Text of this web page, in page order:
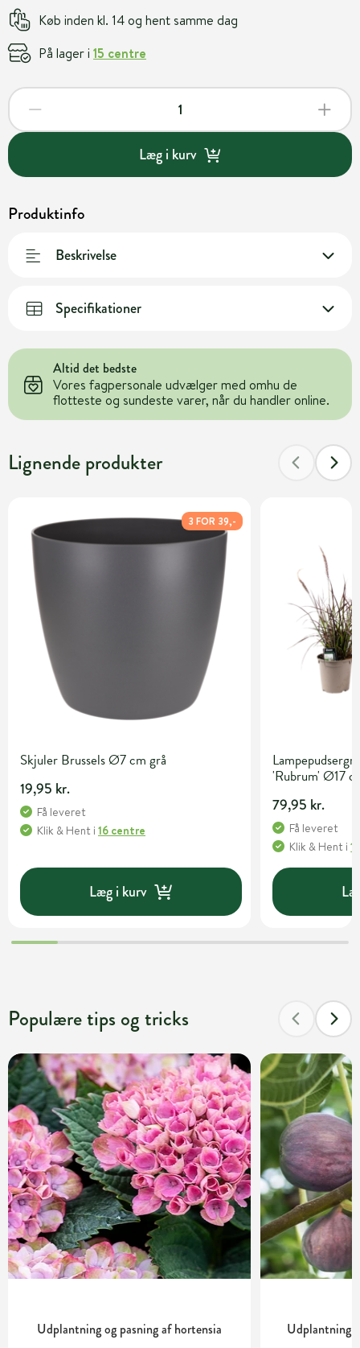
Køb inden kl. 14 og hent samme dag
På lager i 15 centre
Læg i kurv
Produktinfo
Beskrivelse
Specifikationer
Altid det bedste
Vores fagpersonale udvælger med omhu de
flotteste og sundeste varer, når du handler online.
Lignende produkter
3 FOR 39,-
Skjuler Brussels Ø7 cm grå
19,95 kr.
Få leveret
Klik & Hent i 16 centre
Læg i kurv
'Rubrum' Ø17
79,95 kr.
Få leveret
Klik & Hent i
Populære tips og tricks
Udplantning og pasning af hortensia Udplantning